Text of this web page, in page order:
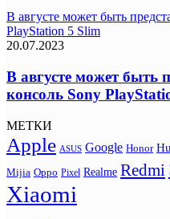
В августе может быть
PlayStation 5 Slim
20.07.2023
В августе может быть
консоль Sony
МЕТКИ
Apple ASUS Google Honor
Mijia Oppo Pixel Realme Redmi
Xiaomi